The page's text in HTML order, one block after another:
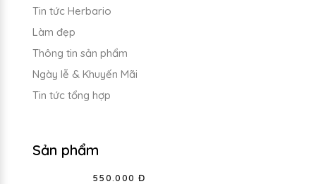
Tin tức Herbario
Làm đẹp
Thông tin sản phẩm
Ngày lễ & Khuyến Mãi
Tin tức tổng hợp
Sản phẩm
550.000 Đ